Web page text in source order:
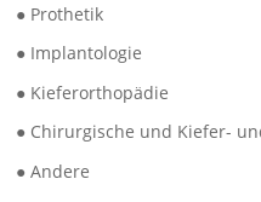
● Prothetik
● Implantologie
● Kieferorthopädie
● Chirurgische und Kiefer-
● Andere